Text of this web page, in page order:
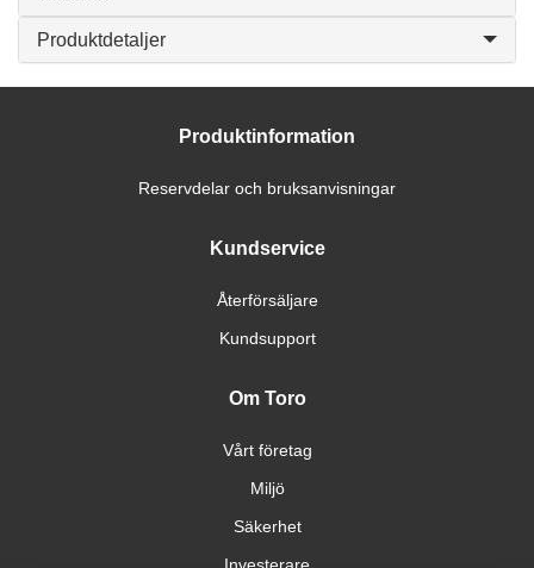
Produktdetaljer
Produktinformation
Reservdelar och bruksanvisningar
Kundservice
Återförsäljare
Kundsupport
Om Toro
Vårt företag
Miljö
Säkerhet